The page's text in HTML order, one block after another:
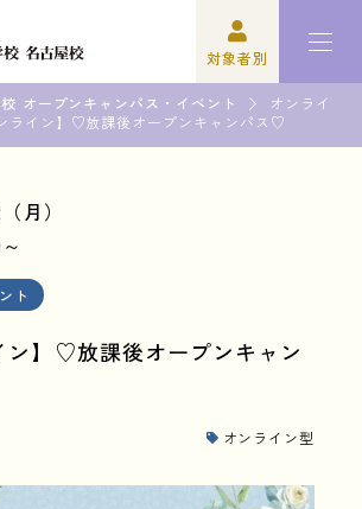
対象者別
て
パス・イベント
オープンキャンパス・イベント
オンライ
ライン】♡放課後オープンキャンパス♡
月）
ト
ン】♡放課後オープンキャン
オンライン型